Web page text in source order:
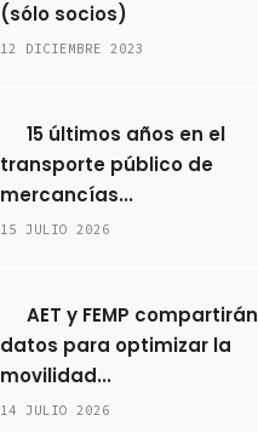
(sólo socios)
12 DICIEMBRE 2023
15 últimos años en el
transporte público de
mercancías...
15 JULIO 2026
AET y FEMP compartirán
datos para optimizar la
movilidad...
14 JULIO 2026